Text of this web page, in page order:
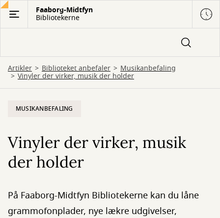
Gå
hovedindhold
Faaborg-Midtfyn
Bibliotekerne
Artikler Biblioteket anbefaler Musikanbefaling
Vinyler der virker, musik der holder
MUSIKANBEFALING
Vinyler der virker, musik
der holder
På Faaborg-Midtfyn Bibliotekerne kan du låne
grammofonplader, nye lækre udgivelser,